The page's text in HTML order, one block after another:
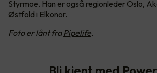
Styrmoe. Han er også regionleder Oslo,
Østfold i Elkonor.
Foto er lånt fraPipelife.